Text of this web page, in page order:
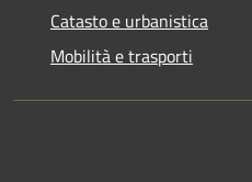
Catasto e urbanistica
Mobilità e trasporti